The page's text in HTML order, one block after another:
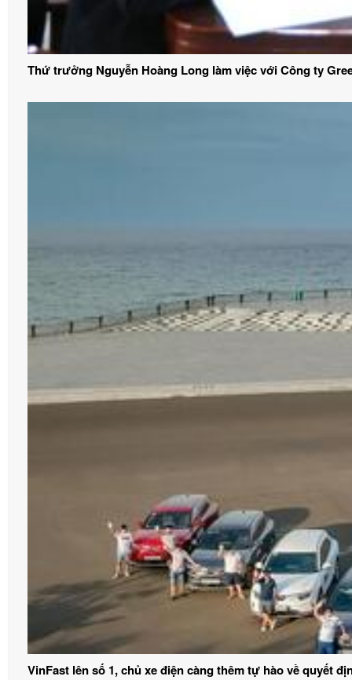
Thứ trưởng Nguyễn Hoàng Long làm việc với Công ty
VinFast lên số 1, chủ xe điện càng thêm tự hào về quyết